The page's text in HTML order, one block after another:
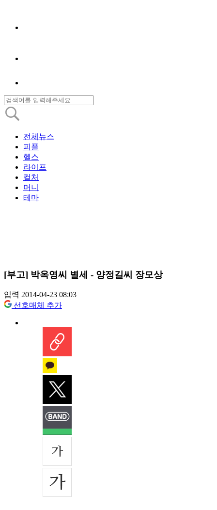
전체뉴스
피플
헬스
라이프
컬처
머니
테마
[부고] 박옥영씨 별세 - 양정길씨 장모상
입력 2014-04-23 08:03
선호매체 추가